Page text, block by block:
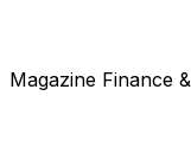
Magazine Finance